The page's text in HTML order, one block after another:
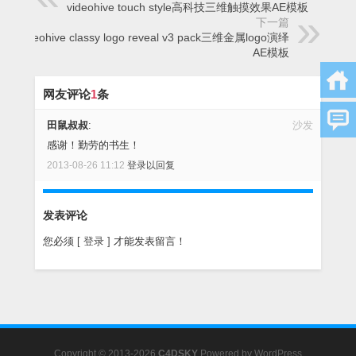
videohive touch style高科技三维触摸效果AE模板
下一篇
Videohive classy logo reveal v3 pack三维金属logo演绎
AE模板
网友评论1条
沙发
田鼠叔叔:
感谢！勤劳的书生！
2013-08-26 11:12 登录以回复
发表评论
您必须 [ 登录 ] 才能发表留言！
Copyright © 2013-2026 C4DSKY Powered by WordPress